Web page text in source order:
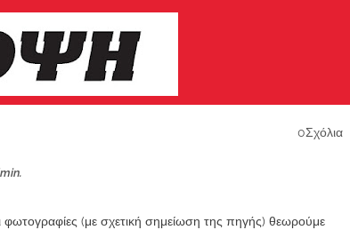
0Σχόλια
φωτογραφίες (με σχετική σημείωση της πηγής) θεωρούμε